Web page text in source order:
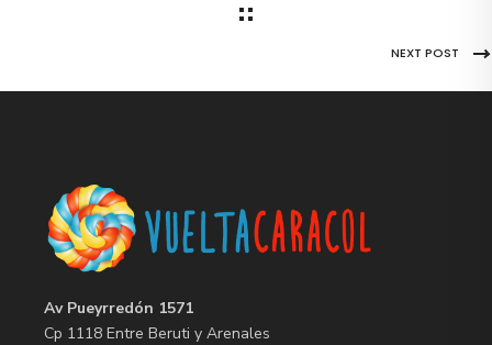
NEXT POST
Av Pueyrredón 1571
Cp 1118 Entre Beruti y Arenales